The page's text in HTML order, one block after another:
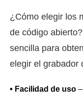
¿Cómo elegir los
de código
sencilla para
elegir el grabador
• Facilidad de uso